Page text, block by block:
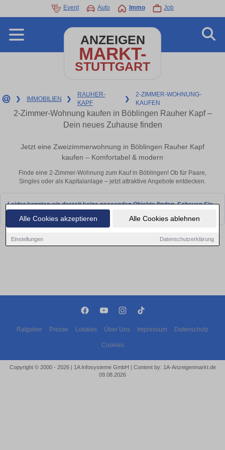
Alle Cookies akzeptieren Alle Cookies ablehnen
Einstellungen Datenschutzerklärung
Event Auto Immo Job
ANZEIGEN
MARKT-
STUTTGART
❯ IMMOBILIEN ❯
RAUHER-
KAPF
❯
2-ZIMMER-WOHNUNG-
KAUFEN
2-Zimmer-Wohnung kaufen in Böblingen Rauher Kapf –
Dein neues Zuhause finden
Jetzt eine Zweizimmerwohnung in Böblingen Rauher Kapf
kaufen – Komfortabel & modern
Finde eine 2-Zimmer-Wohnung zum Kauf in Böblingen! Ob für Paare,
Singles oder als Kapitalanlage – jetzt attraktive Angebote entdecken.
Leider konnten wir derzeit keine passenden Objekte finden. Schauen Sie
Ratgeber Presse Lokales Über Uns Impressum Datenschutz
Cookies
Copyright © 2000 - 2026 | 1A Infosysteme GmbH | Content by: 1A-Anzeigenmarkt.de
09.08.2026